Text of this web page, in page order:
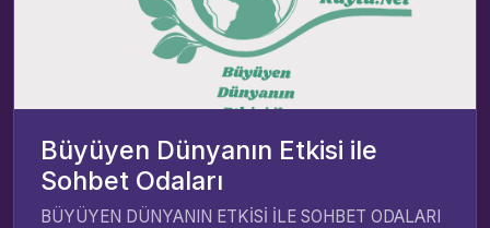
Büyüyen Dünyanın Etkisi ile
Sohbet Odaları
BÜYÜYEN DÜNYANIN ETKİSİ İLE SOHBET ODALARI